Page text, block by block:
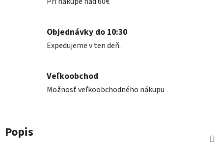
Objednávky do 10:30
Expedujeme v ten deň.
Veľkoobchod
Možnosť veľkoobchodného nákupu
Popis